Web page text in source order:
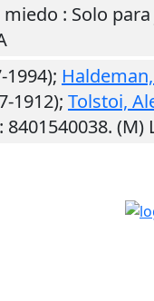
: Solo
1994);
1912); Tolstoi,
8401540038. (M)